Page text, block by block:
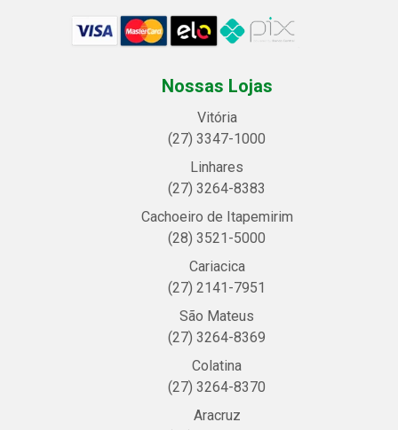
Nossas Lojas
Vitória
(27) 3347-1000
Linhares
(27) 3264-8383
Cachoeiro de Itapemirim
(28) 3521-5000
Cariacica
(27) 2141-7951
São Mateus
(27) 3264-8369
Colatina
(27) 3264-8370
Aracruz